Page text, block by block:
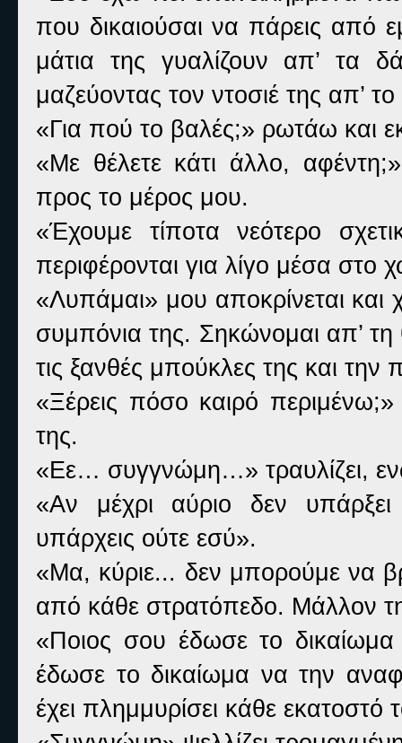
που δικαιούσαι να πάρεις από
μάτια της γυαλίζουν απ’ τα
μαζεύοντας τον ντοσιέ της απ’
«Για πού το βαλές;» ρωτάω και
«Με θέλετε κάτι άλλο,
προς το μέρος μου.
«Έχουμε τίποτα νεότερο
περιφέρονται για λίγο μέσα
«Λυπάμαι» μου αποκρίνεται και
συμπόνια της. Σηκώνομαι απ’
τις ξανθές μπούκλες της και
«Ξέρεις πόσο καιρό
της.
«Εε… συγγνώμη…» τραυλίζει,
«Αν μέχρι αύριο δεν
υπάρχεις ούτε εσύ».
«Μα, κύριε... δεν μπορούμε να
από κάθε στρατόπεδο. Μάλλον
«Ποιος σου έδωσε το
έδωσε το δικαίωμα να την
έχει πλημμυρίσει κάθε εκατοστό